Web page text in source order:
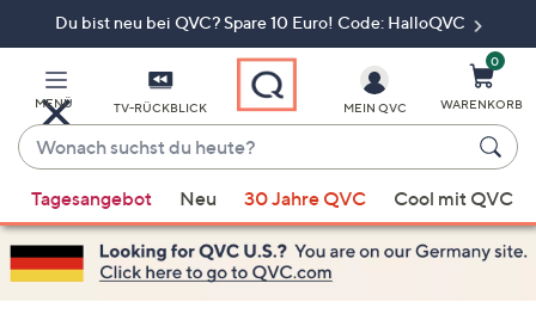
Du bist neu bei QVC? Spare 10 Euro! Code: HalloQVC
MENÜ TV-RÜCKBLICK
Wonach
suchst
du
heute?
Vorschläge
verfügbar
sind,
verwenden
MEIN QVC
0
WARENKORB
Tagesangebot Neu 30 Jahre QVC Cool mit QVC